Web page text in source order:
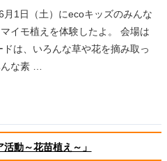
1日（土）にecoキッズのみんな
イモ植えを体験したよ。 会場は
は、いろんな草や花を摘み取っ
な素 …
動～花苗植え～」